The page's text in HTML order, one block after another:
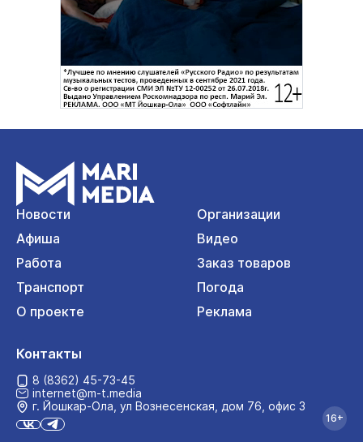
Новости
Организации
Афиша
Видео
Работа
Заказ товаров
Транспорт
Погода
О проекте
Реклама
Контакты
8 (8362) 45-73-45
internet@m-t.media
г. Йошкар‑Ола, ул Вознесенская, дом 76, офис 3
16+